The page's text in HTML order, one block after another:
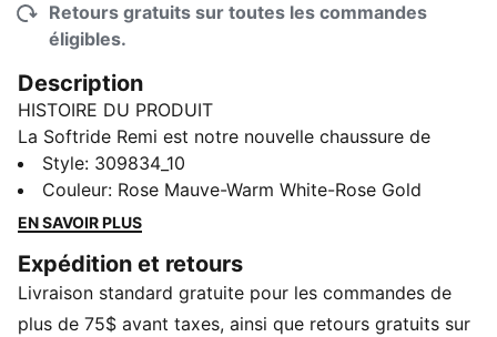
Retours gratuits sur toutes les commandes
éligibles.
Description
HISTOIRE DU PRODUIT
La Softride Remi est notre nouvelle chaussure de
course féminine axée sur le confort. Elle est dotée de
la technologie d’amortissement SOFTRIDE de PUMA et
d’autres caractéristiques de conception pour un
des plus faciles à enfiler et retirer grâce à sa tige en
tricot et à sa construction à enfiler.
CARACTÉRISTIQUES ET AVANTAGES
Style: 309834_10
Couleur: Rose Mauve-Warm White-Rose Gold
EN SAVOIR PLUS
Expédition et retours
Livraison standard gratuite pour les commandes de
plus de 75$ avant taxes, ainsi que retours gratuits sur